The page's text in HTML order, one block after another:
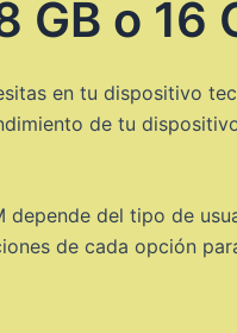
GB o 16
en tu dispositivo
de tu
depende del tipo de
de cada opción